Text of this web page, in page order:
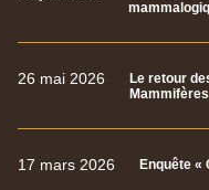
26 mai 2026
Le retour
Mammifères
17 mars 2026 Enquête «